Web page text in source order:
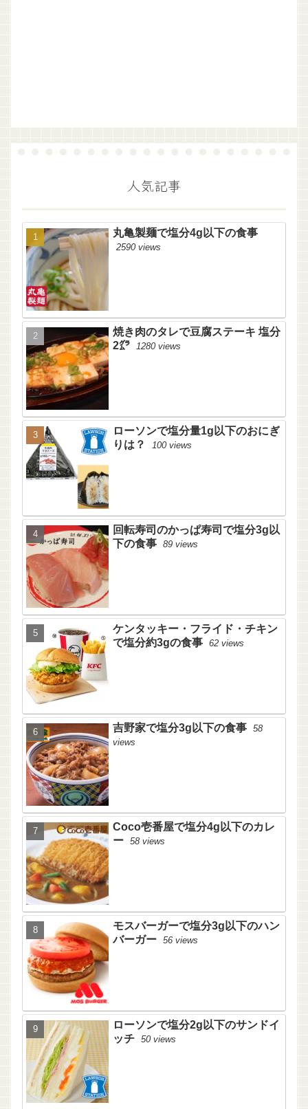
人気記事
丸亀製麺で塩分4g以下の食事
2590 views
焼き肉のタレで豆腐ステーキ 塩分
2㌘
1280 views
ローソンで塩分量1g以下のおにぎ
りは？
100 views
回転寿司のかっぱ寿司で塩分3g以
下の食事 89 views
ケンタッキー・フライド・チキン
で塩分約3gの食事 62 views
吉野家で塩分3g以下の食事 58
views
Coco壱番屋で塩分4g以下のカレ
ー 58 views
モスバーガーで塩分3g以下のハン
バーガー 56 views
ローソンで塩分2g以下のサンドイ
ッチ 50 views